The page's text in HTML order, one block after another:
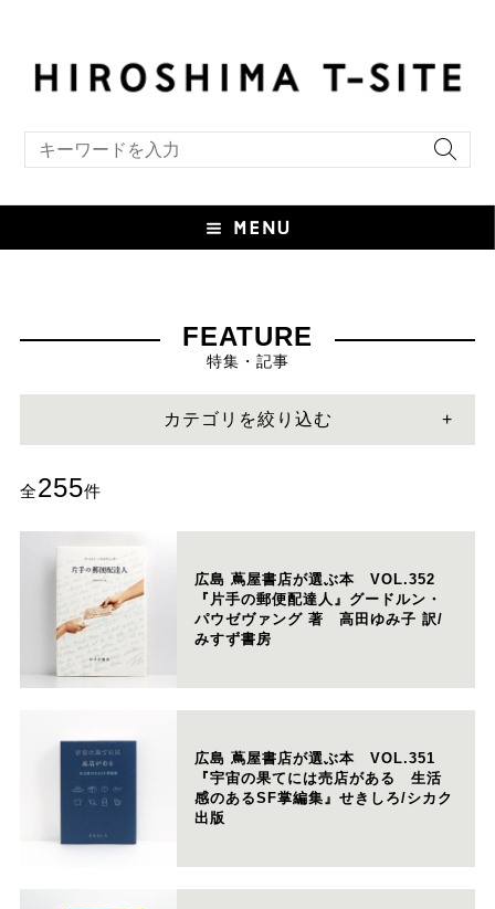
FEATURE
特集・記事
カテゴリを絞り込む
全255件
広島 蔦屋書店が選ぶ本 VOL.352
『片手の郵便配達人』グードルン・
パウゼヴァング 著 高田ゆみ子 訳/
みすず書房
広島 蔦屋書店が選ぶ本 VOL.351
『宇宙の果てには売店がある 生活
感のあるSF掌編集』せきしろ/シカク
出版